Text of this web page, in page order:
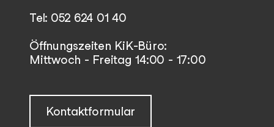
Tel: 052 624 01 40
Öffnungszeiten KiK-Büro:
Mittwoch - Freitag 14:00 - 17:00
Kontaktformular